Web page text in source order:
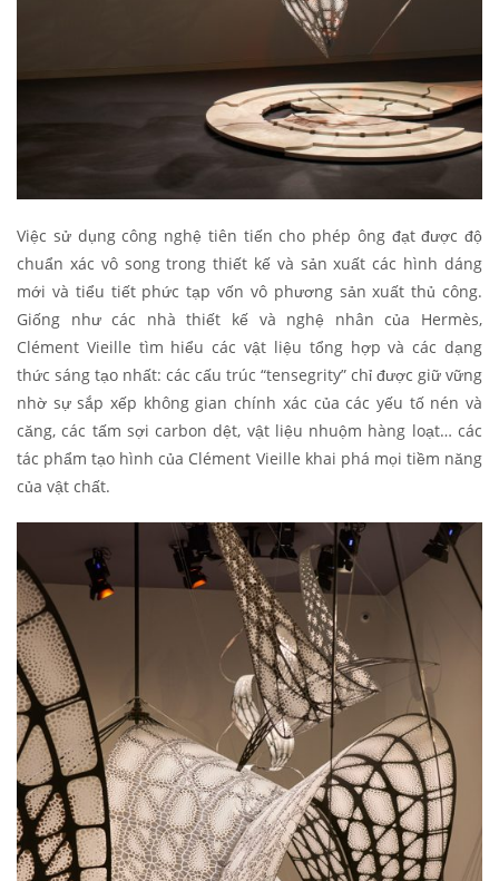
Việc sử dụng công nghệ tiên tiến cho phép ông đạt được độ
chuẩn xác vô song trong thiết kế và sản xuất các hình dáng
mới và tiểu tiết phức tạp vốn vô phương sản xuất thủ công.
Giống như các nhà thiết kế và nghệ nhân của Hermès,
Clément Vieille tìm hiểu các vật liệu tổng hợp và các dạng
thức sáng tạo nhất: các cấu trúc “tensegrity” chỉ được giữ vững
nhờ sự sắp xếp không gian chính xác của các yếu tố nén và
căng, các tấm sợi carbon dệt, vật liệu nhuộm hàng loạt… các
tác phẩm tạo hình của Clément Vieille khai phá mọi tiềm năng
của vật chất.